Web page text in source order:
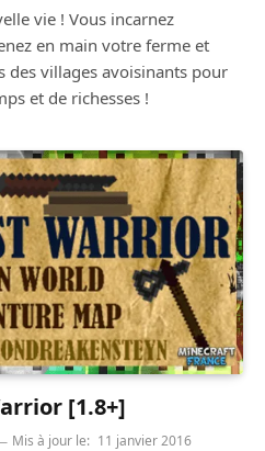
vie ! Vous incarnez
en main votre ferme et
des villages avoisinants pour
et de richesses !
[1.8+]
Mis à jour le: 11 janvier 2016